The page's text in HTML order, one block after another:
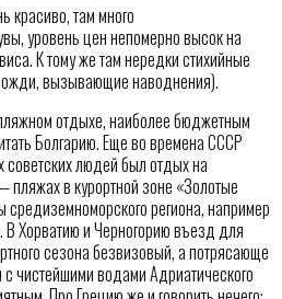
красиво, там много
уровень цен непомерно высок на
К тому же там нередки стихийные
вызывающие наводнения).
отдыхе, наиболее бюджетным
Болгарию. Еще во времена СССР
людей был отдых на
в курортной зоне «Золотые
региона, например
Хорватию и Черногорию въезд для
сезона безвизовый, а потрясающе
чистейшими водами Адриатического